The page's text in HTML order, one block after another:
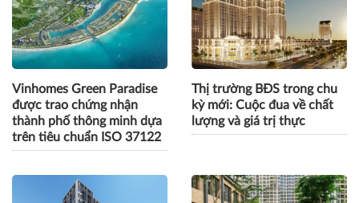
Vinhomes Green Paradise
được trao chứng nhận
thành phố thông minh dựa
trên tiêu chuẩn ISO 37122
Thị trường BĐS trong chu
kỳ mới: Cuộc đua về chất
lượng và giá trị thực